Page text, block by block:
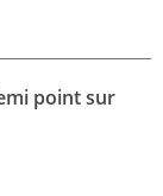
point sur